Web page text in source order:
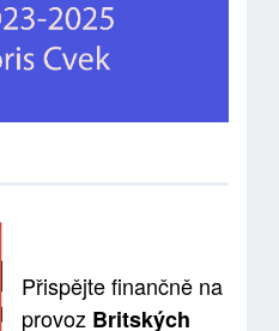
Přispějte finančně na
provoz Britských